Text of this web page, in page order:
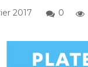
2017 0